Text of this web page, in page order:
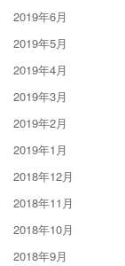
2019年6月
2019年5月
2019年4月
2019年3月
2019年2月
2019年1月
2018年12月
2018年11月
2018年10月
2018年9月